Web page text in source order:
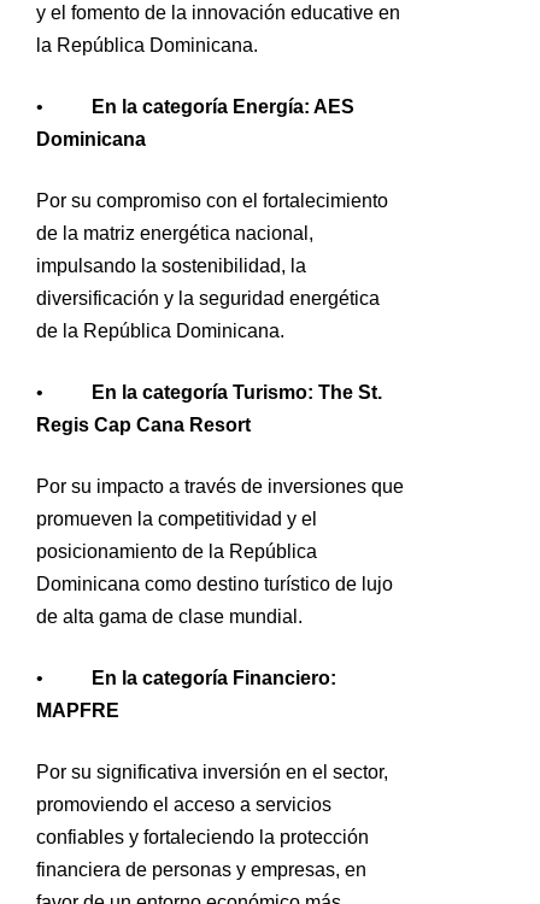
y el fomento de la innovación educative en
la República Dominicana.
•
En la categoría Energía: AES
Dominicana
Por su compromiso con el fortalecimiento
de la matriz energética nacional,
impulsando la sostenibilidad, la
diversificación y la seguridad energética
de la República Dominicana.
•
En la categoría Turismo: The St.
Regis Cap Cana Resort
Por su impacto a través de inversiones que
promueven la competitividad y el
posicionamiento de la República
Dominicana como destino turístico de lujo
de alta gama de clase mundial.
• En la categoría Financiero:
MAPFRE
Por su significativa inversión en el sector,
promoviendo el acceso a servicios
confiables y fortaleciendo la protección
financiera de personas y empresas, en